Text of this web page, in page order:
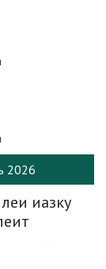
2026
иазку